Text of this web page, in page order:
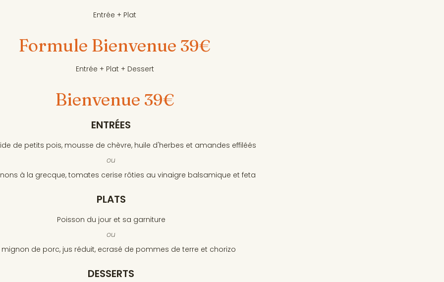
Entrée + Plat
Formule Bienvenue 39€
Entrée + Plat + Dessert
Bienvenue 39€
ENTRÉES
de petits pois, mousse de chèvre, huile d'herbes et amandes effiléés
ou
à la grecque, tomates cerise rôties au vinaigre balsamique et feta
PLATS
Poisson du jour et sa garniture
ou
mignon de porc, jus réduit, ecrasé de pommes de terre et chorizo
DESSERTS